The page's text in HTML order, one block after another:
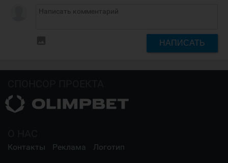
НАПИСАТЬ
Контакты Реклама Логотип